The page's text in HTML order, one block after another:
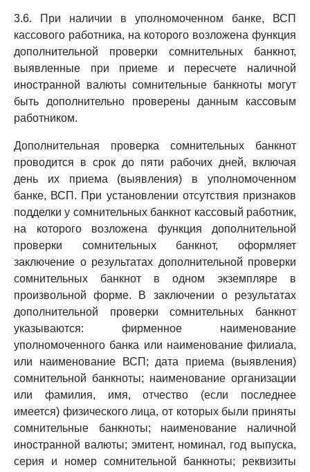
3.6. При наличии в уполномоченном банке, ВСП
кассового работника, на которого возложена функция
дополнительной проверки сомнительных банкнот,
выявленные при приеме и пересчете наличной
иностранной валюты сомнительные банкноты могут
быть дополнительно проверены данным кассовым
работником.
Дополнительная проверка сомнительных банкнот
проводится в срок до пяти рабочих дней, включая
день их приема (выявления) в уполномоченном
банке, ВСП. При установлении отсутствия признаков
подделки у сомнительных банкнот кассовый работник,
на которого возложена функция дополнительной
проверки сомнительных банкнот, оформляет
заключение о результатах дополнительной проверки
сомнительных банкнот в одном экземпляре в
произвольной форме. В заключении о результатах
дополнительной проверки сомнительных банкнот
указываются: фирменное наименование
уполномоченного банка или наименование филиала,
или наименование ВСП; дата приема (выявления)
сомнительной банкноты; наименование организации
или фамилия, имя, отчество (если последнее
имеется) физического лица, от которых были приняты
сомнительные банкноты; наименование наличной
иностранной валюты; эмитент, номинал, год выпуска,
серия и номер сомнительной банкноты; реквизиты